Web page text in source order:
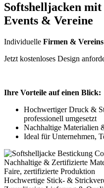
Softshelljacken
Events & Vereine
Individuelle Firmen &
Jetzt kostenloses Design
Ihre Vorteile auf einen Blick:
Hochwertiger Druck &
professionell umgesetzt
Nachhaltige Materialien
Ideal für Unternehmen,
Nachhaltige & Zertifizierte
Faire, zertifizierte Produktion
Hochwertige Stick- &